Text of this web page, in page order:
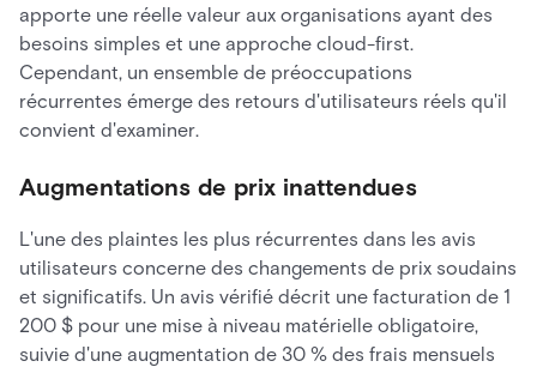
apporte une réelle valeur aux organisations ayant des
besoins simples et une approche cloud-first.
Cependant, un ensemble de préoccupations
récurrentes émerge des retours d'utilisateurs réels qu'il
convient d'examiner.
Augmentations de prix inattendues
L'une des plaintes les plus récurrentes dans les avis
utilisateurs concerne des changements de prix soudains
et significatifs. Un avis vérifié décrit une facturation de 1
200 $ pour une mise à niveau matérielle obligatoire,
suivie d'une augmentation de 30 % des frais mensuels